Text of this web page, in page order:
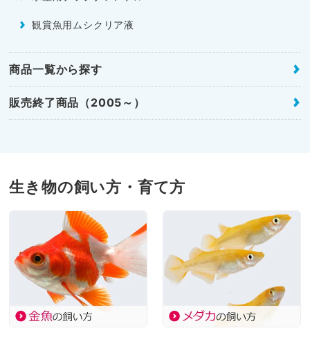
観賞魚用ムシクリア液
商品一覧から探す
販売終了商品（2005～）
生き物の飼い方・育て方